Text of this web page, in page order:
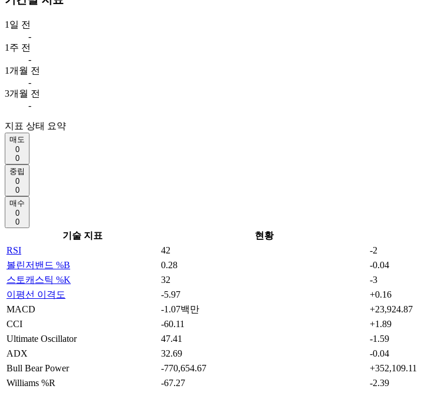
1일 전
-
1주 전
-
1개월 전
-
3개월 전
-
지표 상태 요약
매도
0
0
중립
0
0
매수
0
0
기술 지표 현황
RSI
42 -2
볼린저밴드 %B
0.28 -0.04
스토캐스틱 %K
32 -3
이평선 이격도
-5.97 +0.16
MACD
-1.07백만 +23,924.87
CCI
-60.11 +1.89
Ultimate Oscillator
47.41 -1.59
ADX
32.69 -0.04
Bull Bear Power
-770,654.67 +352,109.11
Williams %R
-67.27 -2.39